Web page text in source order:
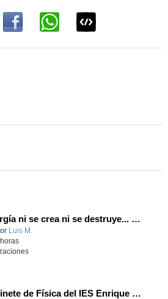
La energía ni se crea ni se destruye... ¡se experimenta! El Tierno en la Feria Madrid es Ciencia 2026
educativo.
Luis M.
El Gabinete de Física del IES Enrique Tierno Galván de Parla (Curso 25-26)